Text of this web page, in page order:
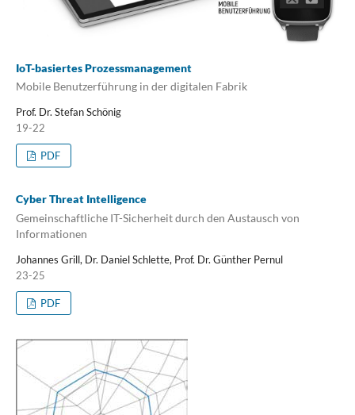
IoT-basiertes Prozessmanagement
Mobile Benutzerführung in der digitalen Fabrik
Prof. Dr. Stefan Schönig
19-22
PDF
Cyber Threat Intelligence
Gemeinschaftliche IT-Sicherheit durch den Austausch von
Informationen
Johannes Grill, Dr. Daniel Schlette, Prof. Dr. Günther Pernul
23-25
PDF